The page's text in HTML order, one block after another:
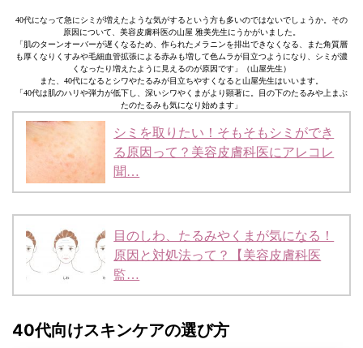
40代になって急にシミが増えたような気がするという方も多いのではないでしょうか。その
原因について、美容皮膚科医の山屋 雅美先生にうかがいました。
「肌のターンオーバーが遅くなるため、作られたメラニンを排出できなくなる、また角質層
も厚くなりくすみや毛細血管拡張による赤みも増して色ムラが目立つようになり、シミが濃
くなったり増えたように見えるのが原因です」（山屋先生）
また、40代になるとシワやたるみが目立ちやすくなると山屋先生はいいます。
「40代は肌のハリや弾力が低下し、深いシワやくまがより顕著に。目の下のたるみや上まぶ
たのたるみも気になり始めます」
シミを取りたい！そもそもシミができ
る原因って？美容皮膚科医にアレコレ
聞…
目のしわ、たるみやくまが気になる！
原因と対処法って？【美容皮膚科医
監…
40代向けスキンケアの選び方